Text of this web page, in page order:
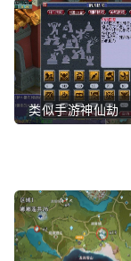
类似手游神仙劫